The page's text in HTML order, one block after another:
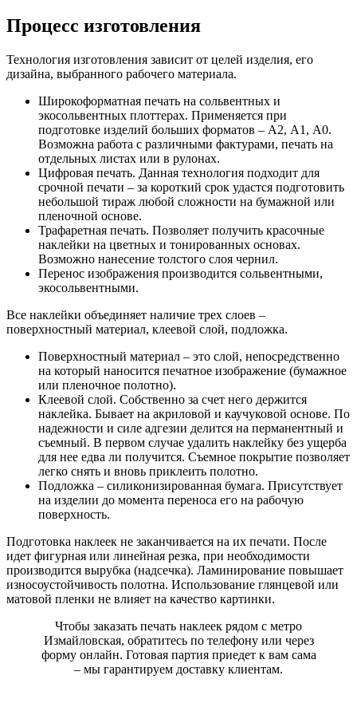
Процесс изготовления
Технология изготовления зависит от целей изделия, его
дизайна, выбранного рабочего материала.
Широкоформатная печать на сольвентных и
экосольвентных плоттерах. Применяется при
подготовке изделий больших форматов – А2, А1, А0.
Возможна работа с различными фактурами, печать на
отдельных листах или в рулонах.
Цифровая печать. Данная технология подходит для
срочной печати – за короткий срок удастся подготовить
небольшой тираж любой сложности на бумажной или
пленочной основе.
Трафаретная печать. Позволяет получить красочные
наклейки на цветных и тонированных основах.
Возможно нанесение толстого слоя чернил.
Перенос изображения производится сольвентными,
экосольвентными.
Все наклейки объединяет наличие трех слоев –
поверхностный материал, клеевой слой, подложка.
Поверхностный материал – это слой, непосредственно
на который наносится печатное изображение (бумажное
или пленочное полотно).
Клеевой слой. Собственно за счет него держится
наклейка. Бывает на акриловой и каучуковой основе. По
надежности и силе адгезии делится на перманентный и
съемный. В первом случае удалить наклейку без ущерба
для нее едва ли получится. Съемное покрытие позволяет
легко снять и вновь приклеить полотно.
Подложка – силиконизированная бумага. Присутствует
на изделии до момента переноса его на рабочую
поверхность.
Подготовка наклеек не заканчивается на их печати. После
идет фигурная или линейная резка, при необходимости
производится вырубка (надсечка). Ламинирование повышает
износоустойчивость полотна. Использование глянцевой или
матовой пленки не влияет на качество картинки.
Чтобы заказать печать наклеек рядом с метро
Измайловская, обратитесь по телефону или через
форму онлайн. Готовая партия приедет к вам сама
– мы гарантируем доставку клиентам.